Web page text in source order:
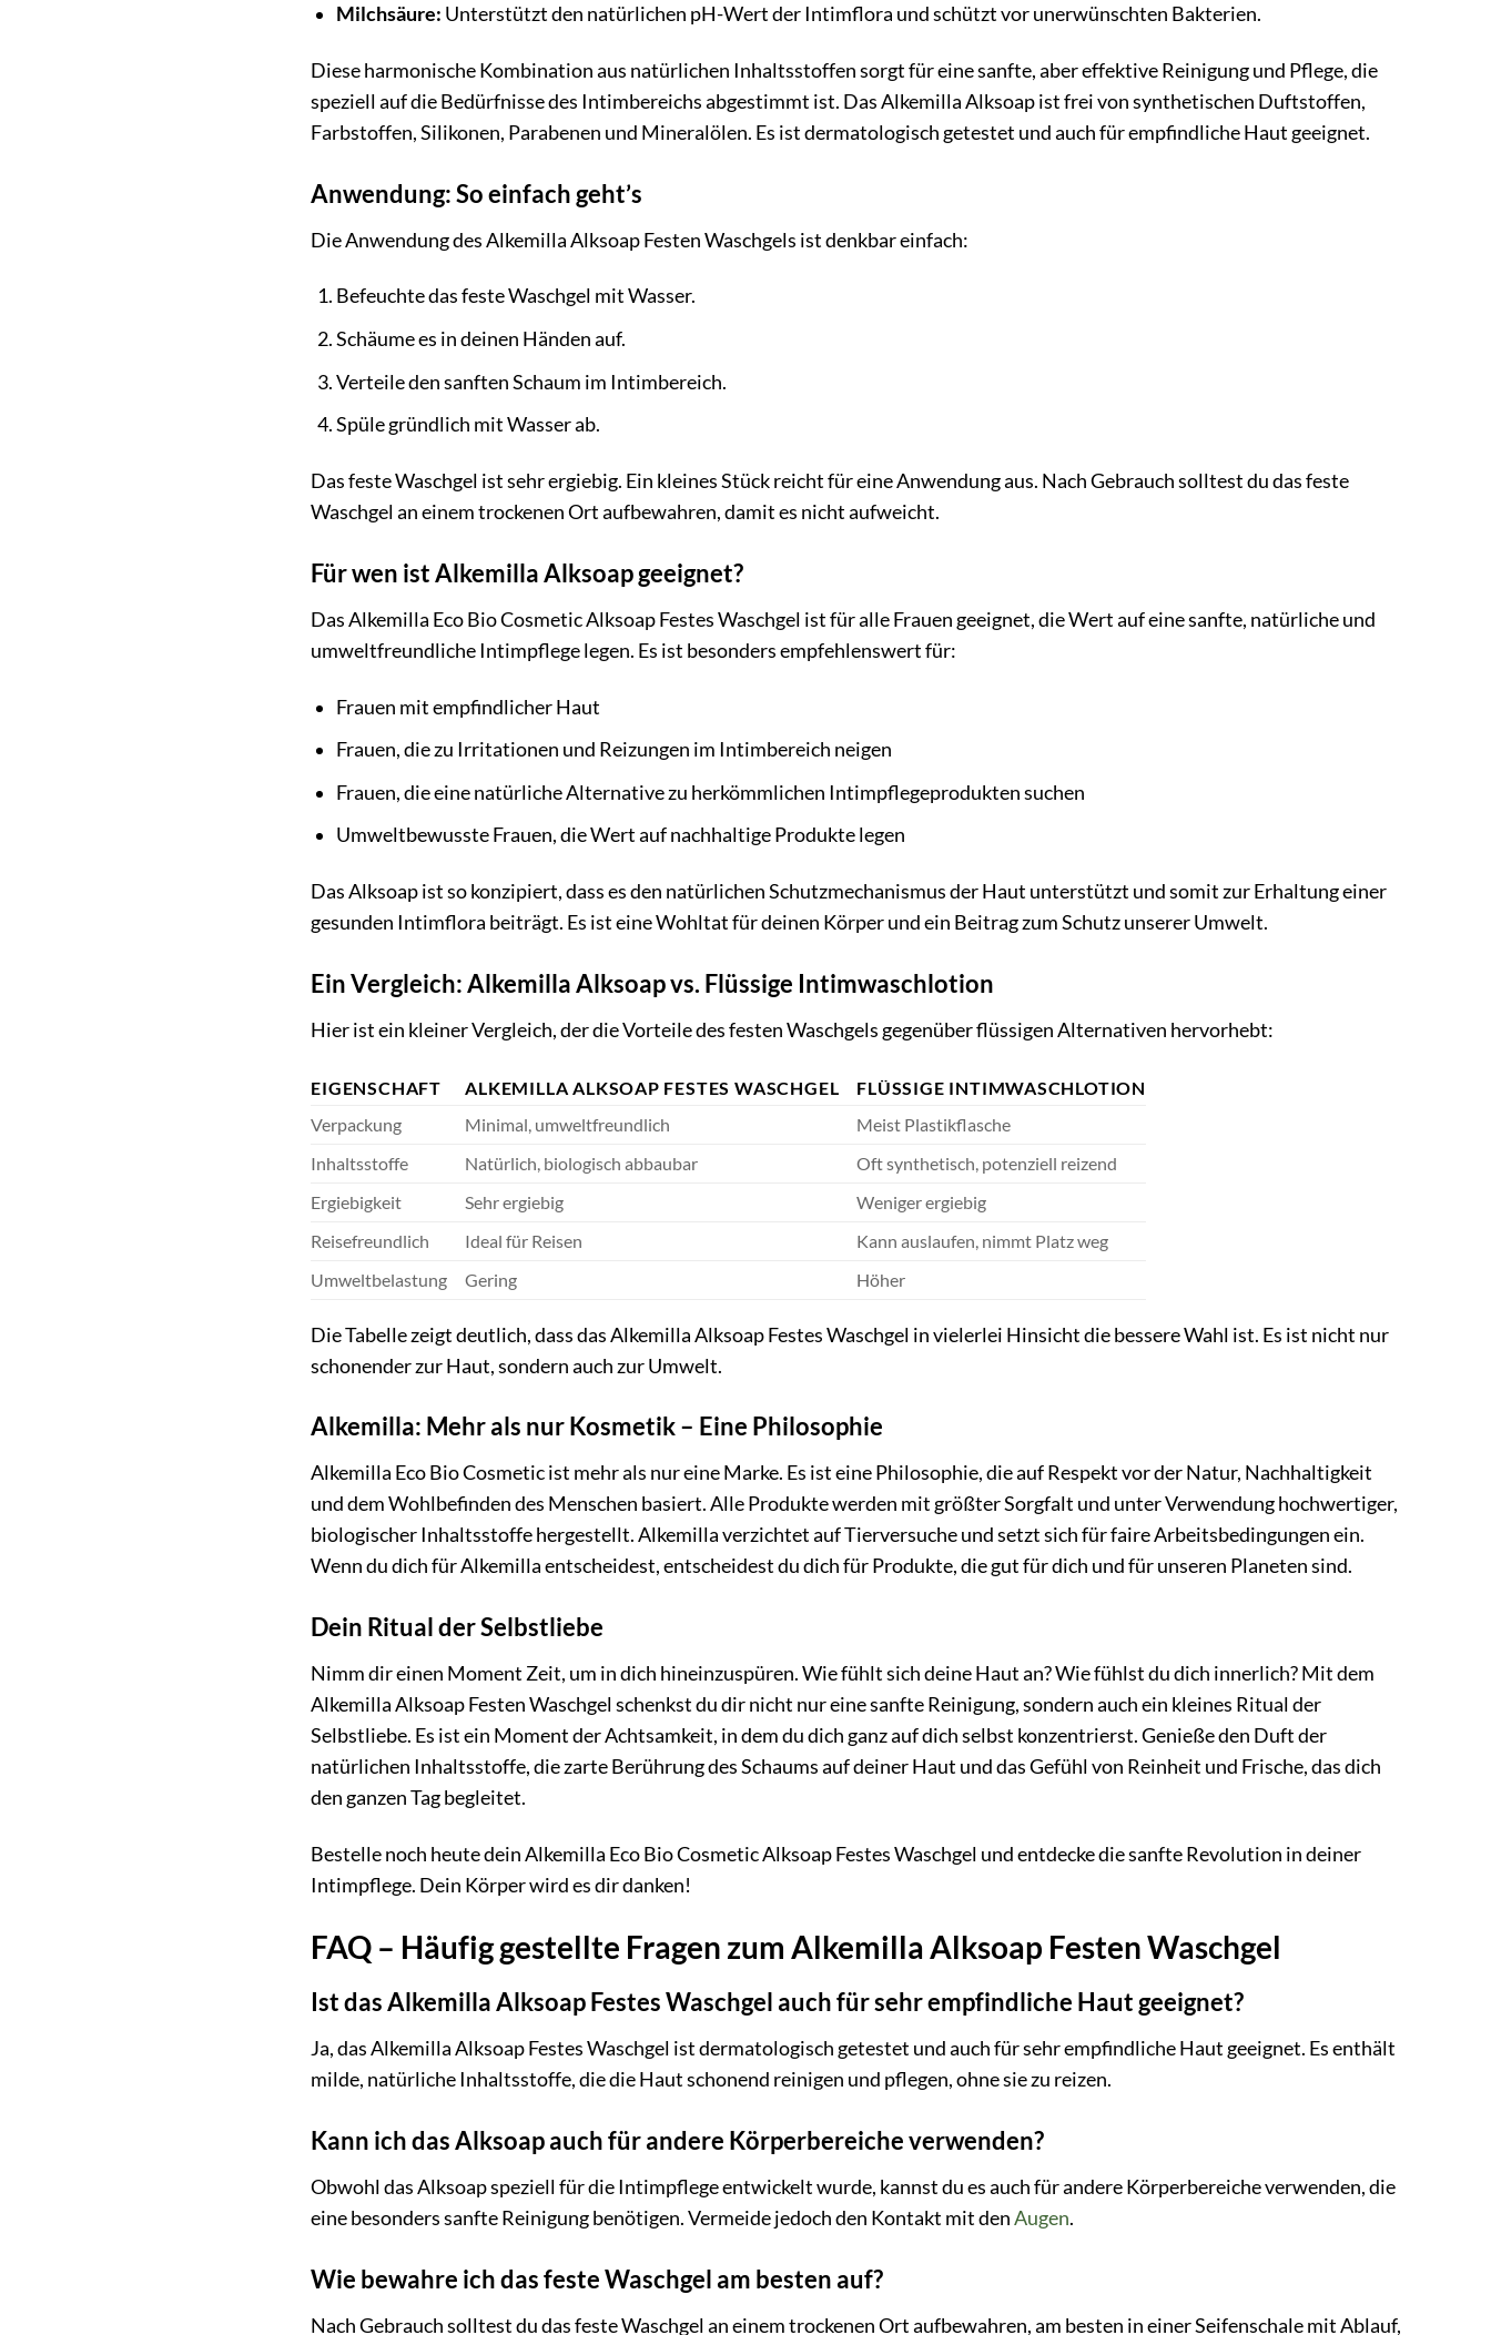
Milchsäure: Unterstützt den natürlichen pH-Wert der Intimflora und schützt vor unerwünschten Bakterien.
Diese harmonische Kombination aus natürlichen Inhaltsstoffen sorgt für eine sanfte, aber effektive Reinigung und Pflege, die
speziell auf die Bedürfnisse des Intimbereichs abgestimmt ist. Das Alkemilla Alksoap ist frei von synthetischen Duftstoffen,
Farbstoffen, Silikonen, Parabenen und Mineralölen. Es ist dermatologisch getestet und auch für empfindliche Haut geeignet.
Anwendung: So einfach geht’s
Die Anwendung des Alkemilla Alksoap Festen Waschgels ist denkbar einfach:
Befeuchte das feste Waschgel mit Wasser.
Schäume es in deinen Händen auf.
Verteile den sanften Schaum im Intimbereich.
Spüle gründlich mit Wasser ab.
Das feste Waschgel ist sehr ergiebig. Ein kleines Stück reicht für eine Anwendung aus. Nach Gebrauch solltest du das feste
Waschgel an einem trockenen Ort aufbewahren, damit es nicht aufweicht.
Für wen ist Alkemilla Alksoap geeignet?
Das Alkemilla Eco Bio Cosmetic Alksoap Festes Waschgel ist für alle Frauen geeignet, die Wert auf eine sanfte, natürliche und
umweltfreundliche Intimpflege legen. Es ist besonders empfehlenswert für:
Frauen mit empfindlicher Haut
Frauen, die zu Irritationen und Reizungen im Intimbereich neigen
Frauen, die eine natürliche Alternative zu herkömmlichen Intimpflegeprodukten suchen
Umweltbewusste Frauen, die Wert auf nachhaltige Produkte legen
Das Alksoap ist so konzipiert, dass es den natürlichen Schutzmechanismus der Haut unterstützt und somit zur Erhaltung einer
gesunden Intimflora beiträgt. Es ist eine Wohltat für deinen Körper und ein Beitrag zum Schutz unserer Umwelt.
Ein Vergleich: Alkemilla Alksoap vs. Flüssige Intimwaschlotion
Hier ist ein kleiner Vergleich, der die Vorteile des festen Waschgels gegenüber flüssigen Alternativen hervorhebt:
EIGENSCHAFT ALKEMILLA ALKSOAP FESTES WASCHGEL
FLÜSSIGE INTIMWASCHLOTION
Verpackung
Minimal, umweltfreundlich
Meist Plastikflasche
Inhaltsstoffe
Natürlich, biologisch abbaubar
Oft synthetisch, potenziell reizend
Ergiebigkeit
Sehr ergiebig
Weniger ergiebig
Reisefreundlich
Ideal für Reisen
Kann auslaufen, nimmt Platz weg
Umweltbelastung
Gering Höher
Die Tabelle zeigt deutlich, dass das Alkemilla Alksoap Festes Waschgel in vielerlei Hinsicht die bessere Wahl ist. Es ist nicht nur
schonender zur Haut, sondern auch zur Umwelt.
Alkemilla: Mehr als nur Kosmetik – Eine Philosophie
Alkemilla Eco Bio Cosmetic ist mehr als nur eine Marke. Es ist eine Philosophie, die auf Respekt vor der Natur, Nachhaltigkeit
und dem Wohlbefinden des Menschen basiert. Alle Produkte werden mit größter Sorgfalt und unter Verwendung hochwertiger,
biologischer Inhaltsstoffe hergestellt. Alkemilla verzichtet auf Tierversuche und setzt sich für faire Arbeitsbedingungen ein.
Wenn du dich für Alkemilla entscheidest, entscheidest du dich für Produkte, die gut für dich und für unseren Planeten sind.
Dein Ritual der Selbstliebe
Nimm dir einen Moment Zeit, um in dich hineinzuspüren. Wie fühlt sich deine Haut an? Wie fühlst du dich innerlich? Mit dem
Alkemilla Alksoap Festen Waschgel schenkst du dir nicht nur eine sanfte Reinigung, sondern auch ein kleines Ritual der
Selbstliebe. Es ist ein Moment der Achtsamkeit, in dem du dich ganz auf dich selbst konzentrierst. Genieße den Duft der
natürlichen Inhaltsstoffe, die zarte Berührung des Schaums auf deiner Haut und das Gefühl von Reinheit und Frische, das dich
den ganzen Tag begleitet.
Bestelle noch heute dein Alkemilla Eco Bio Cosmetic Alksoap Festes Waschgel und entdecke die sanfte Revolution in deiner
Intimpflege. Dein Körper wird es dir danken!
FAQ – Häufig gestellte Fragen zum Alkemilla Alksoap Festen Waschgel
Ist das Alkemilla Alksoap Festes Waschgel auch für sehr empfindliche Haut geeignet?
Ja, das Alkemilla Alksoap Festes Waschgel ist dermatologisch getestet und auch für sehr empfindliche Haut geeignet. Es enthält
milde, natürliche Inhaltsstoffe, die die Haut schonend reinigen und pflegen, ohne sie zu reizen.
Kann ich das Alksoap auch für andere Körperbereiche verwenden?
Obwohl das Alksoap speziell für die Intimpflege entwickelt wurde, kannst du es auch für andere Körperbereiche verwenden, die
eine besonders sanfte Reinigung benötigen. Vermeide jedoch den Kontakt mit denAugen.
Wie bewahre ich das feste Waschgel am besten auf?
Nach Gebrauch solltest du das feste Waschgel an einem trockenen Ort aufbewahren, am besten in einer Seifenschale mit Ablauf,